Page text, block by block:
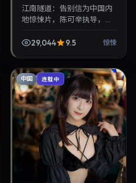
江南隧道：告别信为中国内
地惊悚片，陈可辛执导，李
2024年5月26日首映，讲述
29,044 9.5 惊悚
中国 连载中